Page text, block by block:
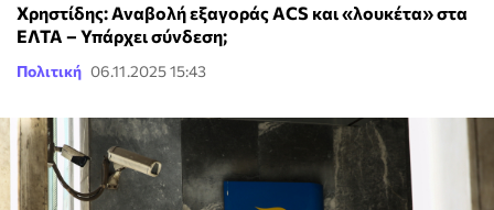
Χρηστίδης: Αναβολή εξαγοράς ACS και «λουκέτα» στα
ΕΛΤΑ – Υπάρχει σύνδεση;
Πολιτική 06.11.2025 15:43